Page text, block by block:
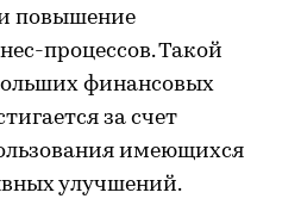
повышение
процессов. Такой
финансовых
за счет
имеющихся
улучшений.